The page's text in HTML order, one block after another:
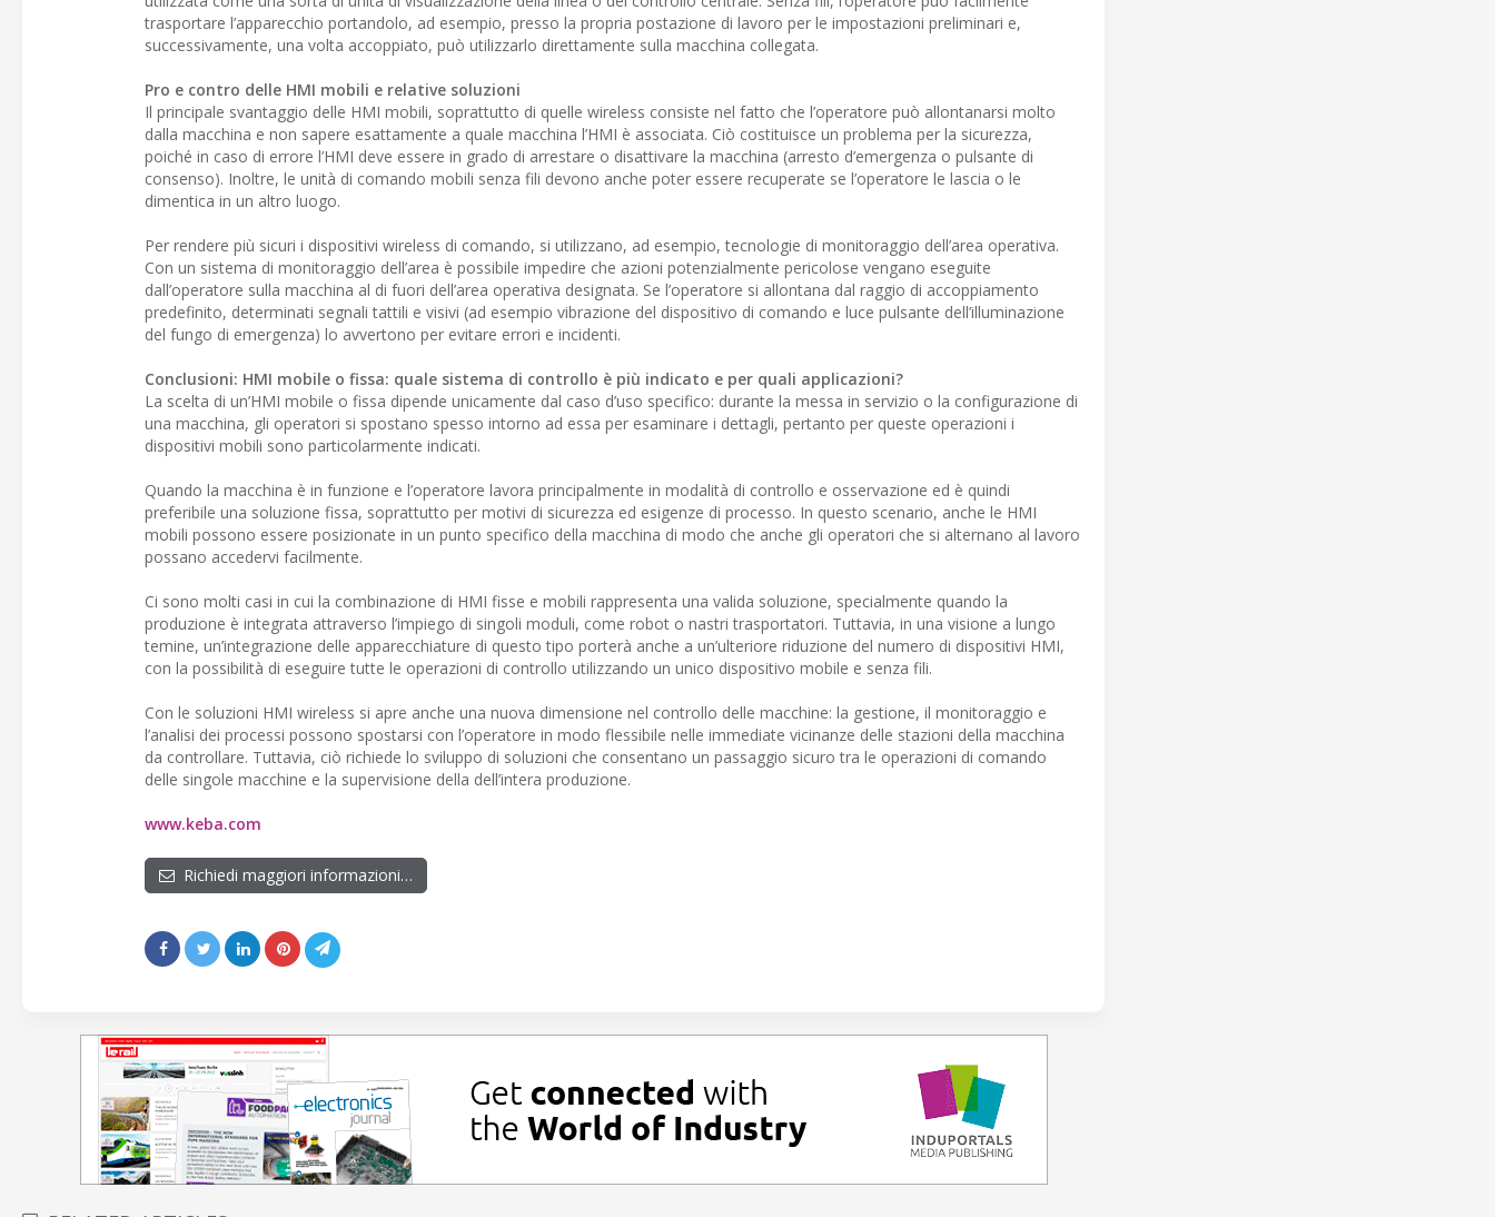
trasportare l’apparecchio portandolo, ad esempio, presso la propria postazione di lavoro per le impostazioni preliminari e,
successivamente, una volta accoppiato, può utilizzarlo direttamente sulla macchina collegata.
Pro e contro delle HMI mobili e relative soluzioni
Il principale svantaggio delle HMI mobili, soprattutto di quelle wireless consiste nel fatto che l’operatore può allontanarsi molto
dalla macchina e non sapere esattamente a quale macchina l’HMI è associata. Ciò costituisce un problema per la sicurezza,
poiché in caso di errore l’HMI deve essere in grado di arrestare o disattivare la macchina (arresto d’emergenza o pulsante di
consenso). Inoltre, le unità di comando mobili senza fili devono anche poter essere recuperate se l’operatore le lascia o le
dimentica in un altro luogo.
Per rendere più sicuri i dispositivi wireless di comando, si utilizzano, ad esempio, tecnologie di monitoraggio dell’area operativa.
Con un sistema di monitoraggio dell’area è possibile impedire che azioni potenzialmente pericolose vengano eseguite
dall’operatore sulla macchina al di fuori dell’area operativa designata. Se l’operatore si allontana dal raggio di accoppiamento
predefinito, determinati segnali tattili e visivi (ad esempio vibrazione del dispositivo di comando e luce pulsante dell’illuminazione
del fungo di emergenza) lo avvertono per evitare errori e incidenti.
Conclusioni: HMI mobile o fissa: quale sistema di controllo è più indicato e per quali applicazioni?
La scelta di un’HMI mobile o fissa dipende unicamente dal caso d’uso specifico: durante la messa in servizio o la configurazione di
una macchina, gli operatori si spostano spesso intorno ad essa per esaminare i dettagli, pertanto per queste operazioni i
dispositivi mobili sono particolarmente indicati.
Quando la macchina è in funzione e l’operatore lavora principalmente in modalità di controllo e osservazione ed è quindi
preferibile una soluzione fissa, soprattutto per motivi di sicurezza ed esigenze di processo. In questo scenario, anche le HMI
mobili possono essere posizionate in un punto specifico della macchina di modo che anche gli operatori che si alternano al lavoro
possano accedervi facilmente.
Ci sono molti casi in cui la combinazione di HMI fisse e mobili rappresenta una valida soluzione, specialmente quando la
produzione è integrata attraverso l’impiego di singoli moduli, come robot o nastri trasportatori. Tuttavia, in una visione a lungo
temine, un’integrazione delle apparecchiature di questo tipo porterà anche a un’ulteriore riduzione del numero di dispositivi HMI,
con la possibilità di eseguire tutte le operazioni di controllo utilizzando un unico dispositivo mobile e senza fili.
Con le soluzioni HMI wireless si apre anche una nuova dimensione nel controllo delle macchine: la gestione, il monitoraggio e
l’analisi dei processi possono spostarsi con l’operatore in modo flessibile nelle immediate vicinanze delle stazioni della macchina
da controllare. Tuttavia, ciò richiede lo sviluppo di soluzioni che consentano un passaggio sicuro tra le operazioni di comando
delle singole macchine e la supervisione della dell’intera produzione.
www.keba.com
Richiedi maggiori informazioni…